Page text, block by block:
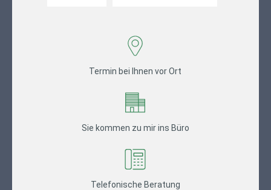
Termin bei Ihnen vor Ort
Sie kommen zu mir ins Büro
Telefonische Beratung